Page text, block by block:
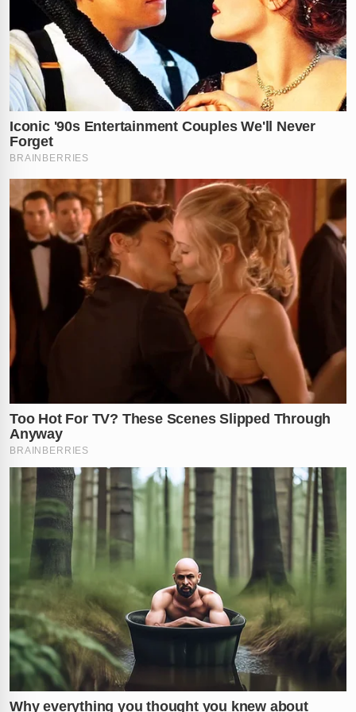
Em um ato planejado de retaliação, a mulher escolheu
um dos funcionários de uma das peixarias do casal
para ser o instrumento de sua vingança. Ela registrou o
encontro íntimo em vídeo, garantindo que o material
servisse como uma resposta direta e humilhante à
infidelidade do marido. A gravação, que não demorou a
cair no domínio público no último
mostra a mulher em momentos de intimidade com o
subordinado do empresário traído, expondo a
fragilidade do casamento.
Um detalhe que chamou a atenção de quem assistiu às
imagens foi a trilha sonora escolhida para o momento
da gravação. Ao fundo, era possível ouvir claramente
um clássico
, o que trouxe um ar ainda
mais dramático e peculiar à cena registrada em solo
sul-mato-grossense. A frieza e a determinação da
mulher em produzir o conteúdo como forma de
punição ao marido deixaram os internautas em choque
com a gravidade da exposição familiar ocorrida no final
de semana.
Até o presente momento, nenhum dos envolvidos no
escândalo se manifestou publicamente sobre o
ocorrido para esclarecer os fatos. Também não há
registros de
boletim de ocorrência
ou qualquer
intervenção das autoridades policiais, uma vez que o
caso, apesar de escandaloso, trata-se inicialmente de
questões de âmbito privado. No entanto, o impacto na
reputação dos negócios e das famílias envolvidas é
incalculável, visto que as identidades, embora
preservadas pela mídia oficial, já circulam